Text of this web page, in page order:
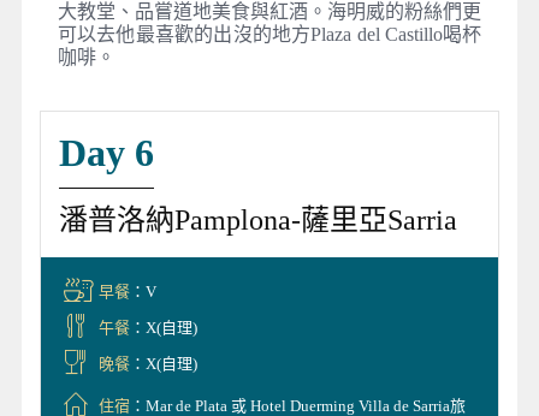
大教堂、品嘗道地美食與紅酒。海明威的粉絲們更
可以去他最喜歡的出沒的地方Plaza del Castillo喝杯
咖啡。
Day 6
潘普洛納Pamplona-薩里亞Sarria
早餐：V
午餐：X(自理)
晚餐：X(自理)
住宿：Mar de Plata 或 Hotel Duerming Villa de Sarria旅